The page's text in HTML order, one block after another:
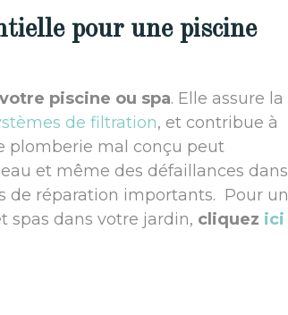
pour une piscine
votre piscine ou spa. Elle assure la
de filtration, et contribue à
plomberie mal conçu peut
et même des défaillances dans
de réparation importants. Pour un
spas dans votre jardin, cliquez ici